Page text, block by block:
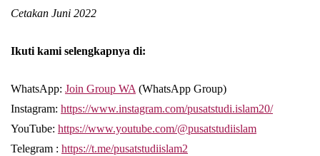
Cetakan Juni 2022
Ikuti kami selengkapnya di:
WhatsApp: Join Group WA (WhatsApp Group)
Instagram: https://www.instagram.com/pusatstudi.islam20/
YouTube: https://www.youtube.com/@pusatstudiislam
Telegram : https://t.me/pusatstudiislam2